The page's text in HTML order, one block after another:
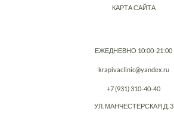
КАРТА САЙТА
ЕЖЕДНЕВНО 10:00-21:00
krapivaclinic@yandex.ru
+7 (931) 310-40-40
УЛ. МАНЧЕСТЕРСКАЯ Д. 3